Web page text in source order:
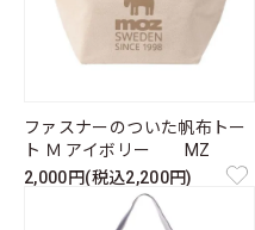
ファスナーのついた帆布トー
ト Ｍ アイボリー MZ
2,000円(税込2,200円)